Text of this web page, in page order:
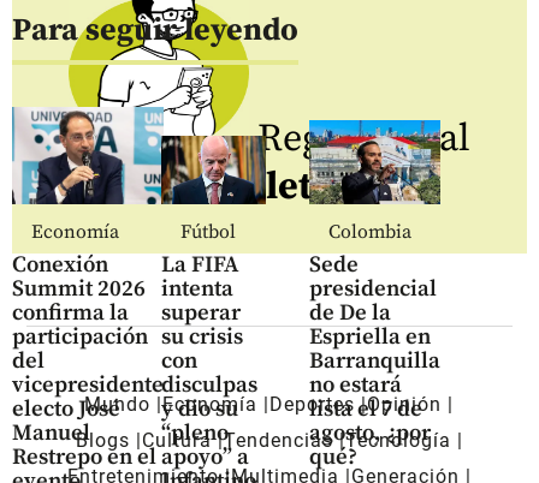
Para seguir leyendo
Economía
Conexión
Summit 2026
confirma la
participación
del
vicepresidente
electo José
Manuel
Restrepo en el
Fútbol
La FIFA
intenta
superar
su crisis
con
disculpas
y dio su
“pleno
apoyo” a
Colombia
Sede
presidencial
de De la
Espriella en
Barranquilla
no estará
lista el 7 de
agosto, ¿por
qué?
Regístrate al
newsletter
Mundo Economía Deportes
Opinión
Blogs
Cultura Tendencias Tecnología
Entretenimiento Multimedia
Generación